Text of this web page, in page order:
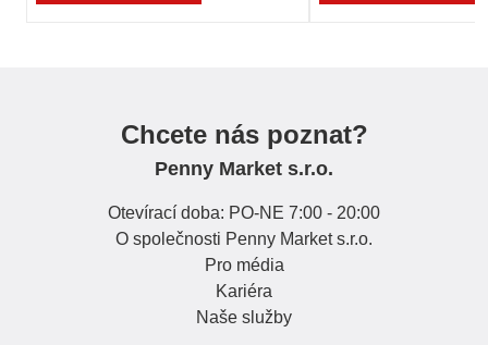
Chcete nás poznat?
Penny Market s.r.o.
Otevírací doba: PO-NE 7:00 - 20:00
O společnosti Penny Market s.r.o.
Pro média
Kariéra
Naše služby